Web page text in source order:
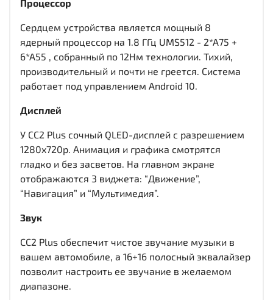
Процессор
Сердцем устройства является мощный 8
ядерный процессор на 1.8 ГГц UMS512 - 2*A75 +
6*A55 , собранный по 12Нм технологии. Тихий,
производительный и почти не греется. Система
работает под управлением Android 10.
Дисплей
У CC2 Plus сочный QLED-дисплей c разрешением
1280x720р. Анимация и графика смотрятся
гладко и без засветов. На главном экране
отображаются 3 виджета: “Движение”,
“Навигация” и “Мультимедия”.
Звук
CC2 Plus обеспечит чистое звучание музыки в
вашем автомобиле, а 16+16 полосный эквалайзер
позволит настроить ее звучание в желаемом
диапазоне.